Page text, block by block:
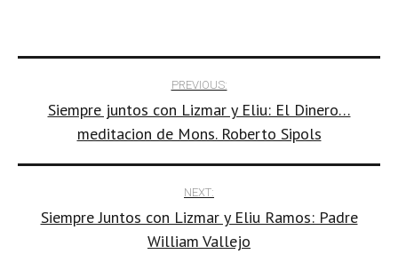
navigation
PREVIOUS:
Siempre juntos con Lizmar y Eliu: El Dinero…
meditacion de Mons. Roberto Sipols
NEXT:
Siempre Juntos con Lizmar y Eliu Ramos: Padre
William Vallejo